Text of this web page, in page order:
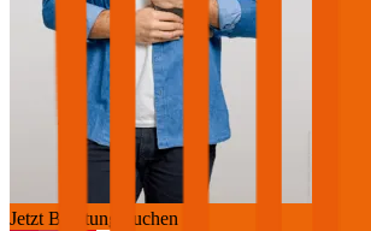
Jetzt Beratung buchen